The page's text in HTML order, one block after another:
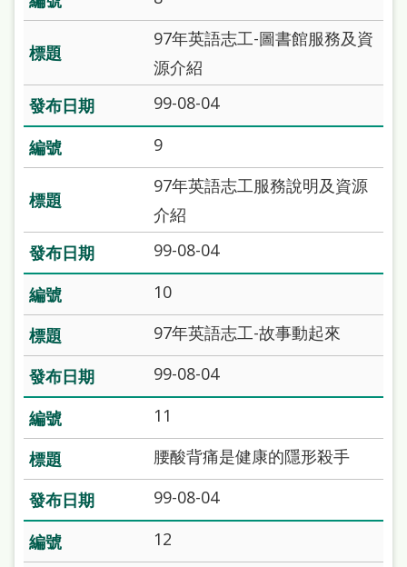
本
隱
私
權
及
網
安
全
政
策
政
府
網
站
資
料
開
97年英語志工-圖書館服務及資
源介紹
99-08-04
9
97年英語志工服務說明及資源
介紹
99-08-04
10
97年英語志工-故事動起來
99-08-04
11
腰酸背痛是健康的隱形殺手
99-08-04
12